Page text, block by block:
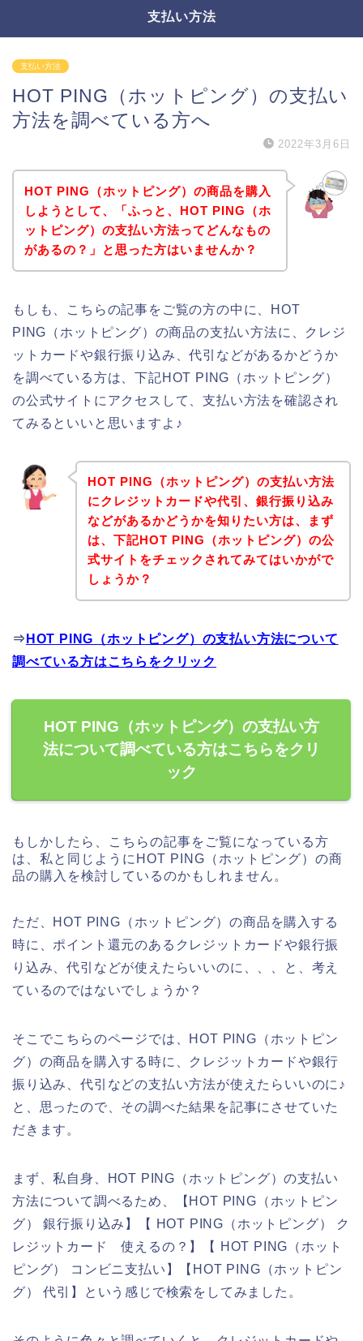
支払い方法
支払い方法
HOT PING（ホットピング）の支払い
方法を調べている方へ
2022年3月6日
HOT PING（ホットピング）の商品を購入
しようとして、「ふっと、HOT PING（ホ
ットピング）の支払い方法ってどんなもの
があるの？」と思った方はいませんか？
もしも、こちらの記事をご覧の方の中に、HOT
PING（ホットピング）の商品の支払い方法に、クレジ
ットカードや銀行振り込み、代引などがあるかどうか
を調べている方は、下記HOT PING（ホットピング）
の公式サイトにアクセスして、支払い方法を確認され
てみるといいと思いますよ♪
HOT PING（ホットピング）の支払い方法
にクレジットカードや代引、銀行振り込み
などがあるかどうかを知りたい方は、まず
は、下記HOT PING（ホットピング）の公
式サイトをチェックされてみてはいかがで
しょうか？
⇒ HOT PING（ホットピング）の支払い方法について
調べている方はこちらをクリック
HOT PING（ホットピング）の支払い方
法について調べている方はこちらをクリ
ック
もしかしたら、こちらの記事をご覧になっている方
は、私と同じようにHOT PING（ホットピング）の商
品の購入を検討しているのかもしれません。
ただ、HOT PING（ホットピング）の商品を購入する
時に、ポイント還元のあるクレジットカードや銀行振
り込み、代引などが使えたらいいのに、、、と、考え
ているのではないでしょうか？
そこでこちらのページでは、HOT PING（ホットピン
グ）の商品を購入する時に、クレジットカードや銀行
振り込み、代引などの支払い方法が使えたらいいのに♪
と、思ったので、その調べた結果を記事にさせていた
だきます。
まず、私自身、HOT PING（ホットピング）の支払い
方法について調べるため、【HOT PING（ホットピン
グ） 銀行振り込み】【 HOT PING（ホットピング） ク
レジットカード 使えるの？】【 HOT PING（ホット
ピング） コンビニ支払い】【HOT PING（ホットピン
グ） 代引】という感じで検索をしてみました。